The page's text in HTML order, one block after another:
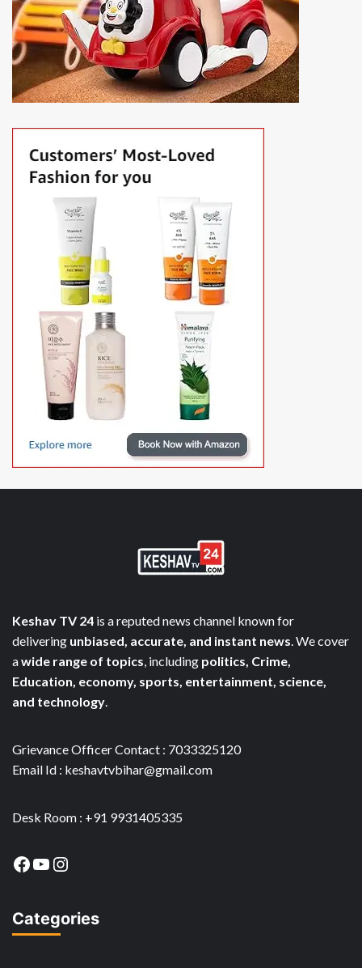
Keshav TV 24 is a reputed news channel known for
delivering unbiased, accurate, and instant news. We cover
awide range of topics, including politics, Crime,
Education, economy, sports, entertainment, science,
and technology.
Grievance Officer Contact : 7033325120
Email Id : keshavtvbihar@gmail.com
Desk Room : +91 9931405335
Facebook
YouTube
Instagram
Categories